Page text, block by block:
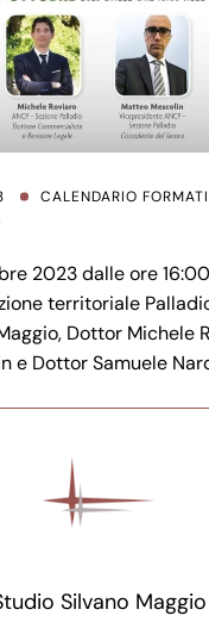
CALENDARIO
2023 dalle ore
territoriale
Dottor Michele
e Dottor Samuele
Silvano Maggio